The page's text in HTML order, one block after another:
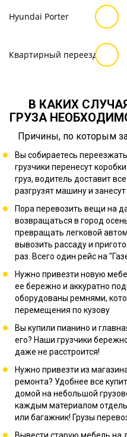
Hyundai Porter
Квартирный переезд
В КАКИХ
ГРУЗА
Причины, по которым
Вы собираетесь
грузчики перенесут
груз, водитель доставит
разгрузят машину и
Пора перевозить вещи на
возвращаться в город
превращать легковой
вывозить рассаду и
раз. Всего один рейс на
Нужно привезти новую
ее бережно и аккуратно
оборудованы ремнями,
перемещения по кузову
Вы купили пианино и
его? Наши грузчики
даже не расстроится!
Нужно привезти из
ремонта? Удобнее все
домой на небольшой
каждым материалом
или багажник! Грузы
Вывести старую мебель на